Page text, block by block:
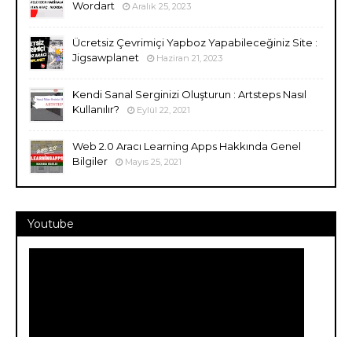
Wordart
Aralık 25, 2023
Ücretsiz Çevrimiçi Yapboz Yapabileceğiniz Site :
Jigsawplanet
Haziran 21, 2023
Kendi Sanal Serginizi Oluşturun : Artsteps Nasıl
Kullanılır?
Eylül 22, 2021
Web 2.0 Aracı Learning Apps Hakkında Genel
Bilgiler
Mayıs 25, 2021
Youtube